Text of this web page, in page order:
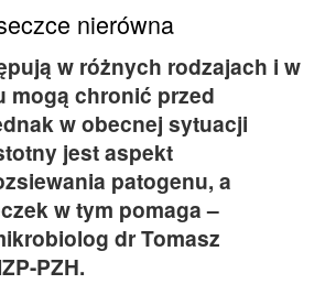
nierówna
w różnych rodzajach i w
mogą chronić przed
w obecnej sytuacji
jest aspekt
patogenu, a
w tym pomaga –
dr Tomasz
PZH.